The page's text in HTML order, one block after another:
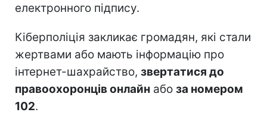
електронного підпису.
Кіберполіція закликає громадян, які стали
жертвами або мають інформацію про
інтернет-шахрайство, звертатися до
правоохоронців онлайн або за номером
102.